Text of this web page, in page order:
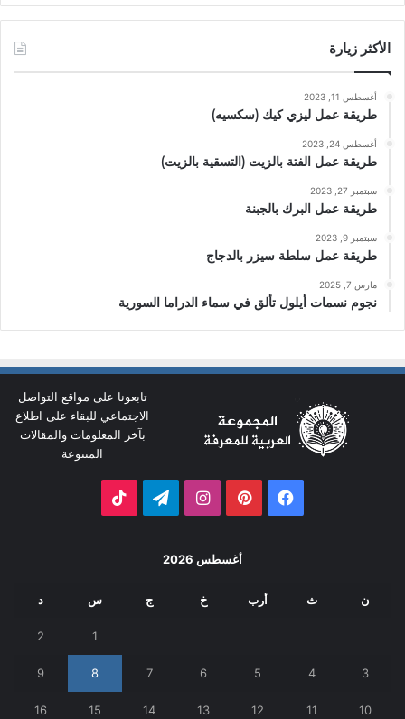
الأكثر زيارة
أغسطس 11, 2023
طريقة عمل ليزي كيك (سكسيه)
أغسطس 24, 2023
طريقة عمل الفتة بالزيت (التسقية بالزيت)
سبتمبر 27, 2023
طريقة عمل البرك بالجبنة
سبتمبر 9, 2023
طريقة عمل سلطة سيزر بالدجاج
مارس 7, 2025
نجوم نسمات أيلول تألق في سماء الدراما السورية
تابعونا على مواقع التواصل
الاجتماعي للبقاء على اطلاع
بآخر المعلومات والمقالات
المتنوعة
فيسبوكبينتيريستانستقرامتيلقرام
أغسطس 2026
ن ث أرب خ ج س د
1
2
3
4
5
6
7
8
9
10
11
12
13
14
15
16